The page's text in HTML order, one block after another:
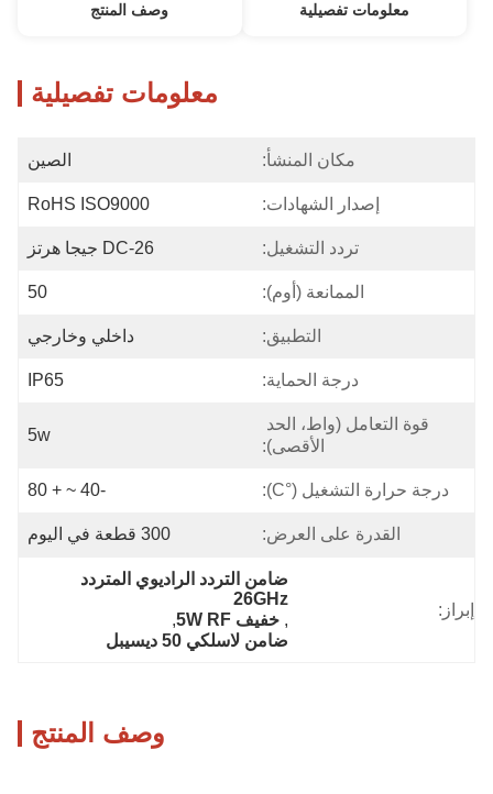
معلومات تفصيلية وصف المنتج
معلومات تفصيلية
مكان المنشأ: الصين
إصدار الشهادات: RoHS ISO9000
تردد التشغيل: DC-26 جيجا هرتز
الممانعة (أوم): 50
التطبيق: داخلي وخارجي
درجة الحماية: IP65
قوة التعامل (واط، الحد
الأقصى):
5w
درجة حرارة التشغيل (°C): -40 ~ + 80
القدرة على العرض: 300 قطعة في اليوم
إبراز:
26GHz
, خفيف 5W RF
,
ضامن لاسلكي 50 ديسيبل
وصف المنتج